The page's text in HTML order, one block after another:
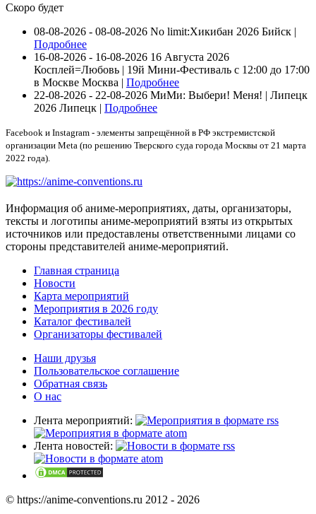
Скоро будет
08-08-2026 - 08-08-2026 No limit:Хикибан 2026 Бийск |
Подробнее
16-08-2026 - 16-08-2026 16 Августа 2026
Косплей=Любовь | 19й Мини-Фестиваль с 12:00 до 17:00
в Москве Москва | Подробнее
22-08-2026 - 22-08-2026 МиМи: Выбери! Меня! | Липецк
2026 Липецк | Подробнее
Facebook и Instagram - элементы запрещённой в РФ экстремистской
организации Meta (по решению Тверского суда города Москвы от 21 марта
2022 года).
Информация об аниме-мероприятиях, даты, организаторы,
тексты и логотипы аниме-мероприятий взяты из открытых
источников или предоставлены ответственными лицами со
стороны представителей аниме-мероприятий.
Главная страница
Новости
Карта мероприятий
Мероприятия в 2026 году
Каталог фестивалей
Организаторы фестивалей
Наши друзья
Пользовательское соглашение
Обратная связь
О нас
Лента мероприятий:
Лента новостей:
© https://anime-conventions.ru 2012 - 2026